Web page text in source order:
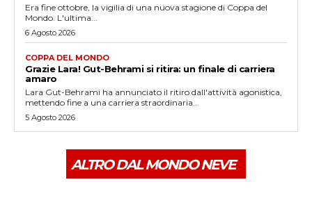
Era fine ottobre, la vigilia di una nuova stagione di Coppa del
Mondo. L'ultima...
6 Agosto 2026
COPPA DEL MONDO
Grazie Lara! Gut-Behrami si ritira: un finale di carriera
amaro
Lara Gut-Behrami ha annunciato il ritiro dall'attività agonistica,
mettendo fine a una carriera straordinaria...
5 Agosto 2026
ALTRO DAL MONDO NEVE